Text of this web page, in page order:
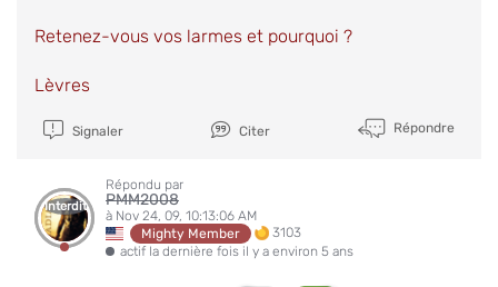
Retenez-vous vos larmes et pourquoi ?
Lèvres
Signaler Citer Répondre
Interdit
Répondu par
PMM2008
à Nov 24, 09, 10:13:06 AM
Mighty Member
3103
actif la dernière fois il y a environ 5 ans